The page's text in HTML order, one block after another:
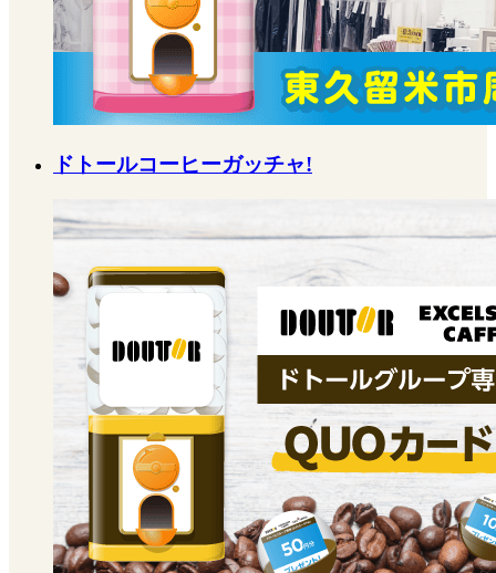
ドトールコーヒーガッチャ!